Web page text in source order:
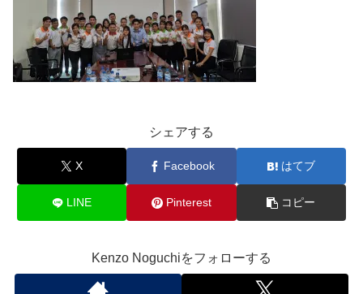
シェアする
X Facebook はてブ
LINE Pinterest コピー
Kenzo Noguchiをフォローする